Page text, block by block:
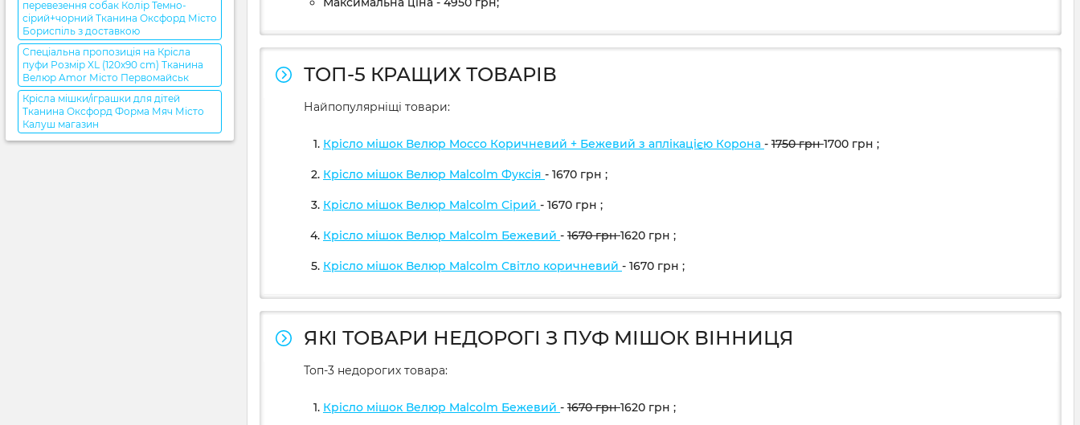
перевезення собак Колір Темно-
сірий+чорний Тканина Оксфорд Місто
Бориспіль з доставкою
Спеціальна пропозиція на Крісла
пуфи Розмір XL (120x90 cm) Тканина
Велюр Amor Місто Первомайськ
Крісла мішки/іграшки для дітей
Тканина Оксфорд Форма Мяч Місто
Калуш магазин
ТОП-5 КРАЩИХ ТОВАРІВ
Найпопулярніщі товари:
Крісло мішок Велюр Mocco Коричневий + Бежевий з аплікацією Корона - 1750грн1700 грн ;
Крісло мішок Велюр Malcolm Фуксія - 1670 грн ;
Крісло мішок Велюр Malcolm Сірий - 1670 грн ;
Крісло мішок Велюр Malcolm Бежевий - 1670грн1620 грн ;
Крісло мішок Велюр Malcolm Світло коричневий - 1670 грн ;
ЯКІ ТОВАРИ НЕДОРОГІ З ПУФ МІШОК ВІННИЦЯ
Топ-3 недорогих товара:
Крісло мішок Велюр Malcolm Бежевий - 1670грн1620 грн ;